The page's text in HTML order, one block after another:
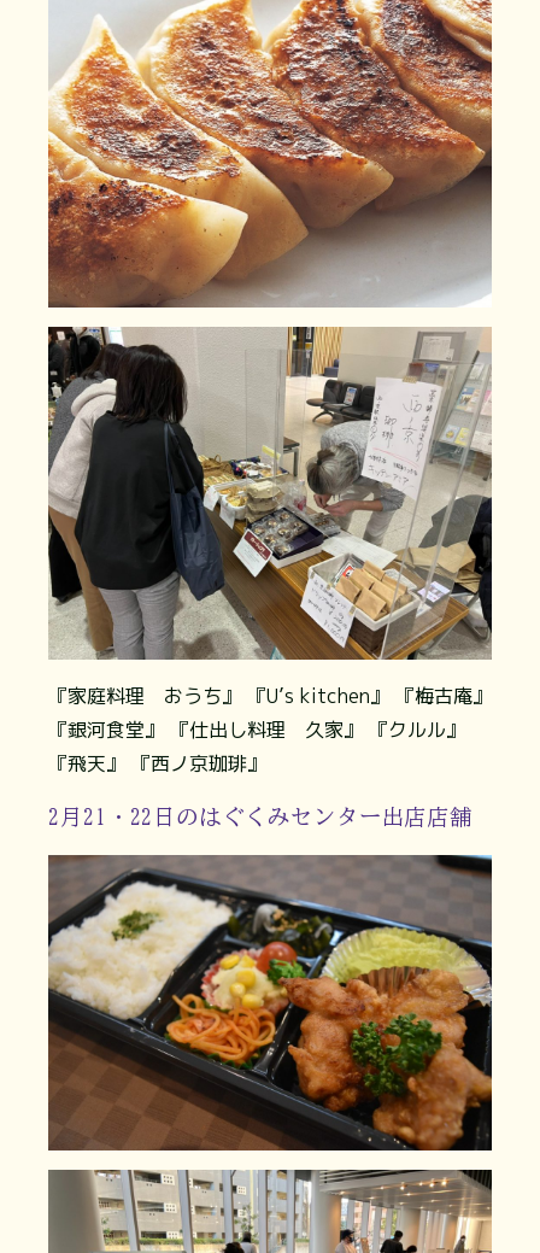
『家庭料理 おうち』 『U’s kitchen』 『梅古庵』
『銀河食堂』 『仕出し料理 久家』 『クルル』
『飛天』 『西ノ京珈琲』
2月21・22日のはぐくみセンター出店店舗